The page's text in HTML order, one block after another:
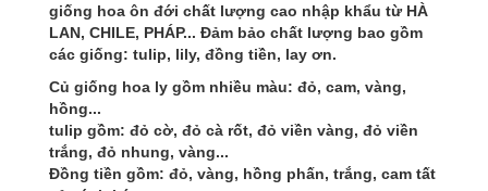
giống hoa ôn đới chất lượng cao nhập khẩu từ HÀ
LAN, CHILE, PHÁP... Đảm bảo chất lượng bao gồm
các giống: tulip, lily, đồng tiền, lay ơn.
Củ giống hoa ly gồm nhiều màu: đỏ, cam, vàng,
hồng...
tulip gồm: đỏ cờ, đỏ cà rốt, đỏ viền vàng, đỏ viền
trắng, đỏ nhung, vàng...
Đồng tiền gồm: đỏ, vàng, hồng phấn, trắng, cam tất